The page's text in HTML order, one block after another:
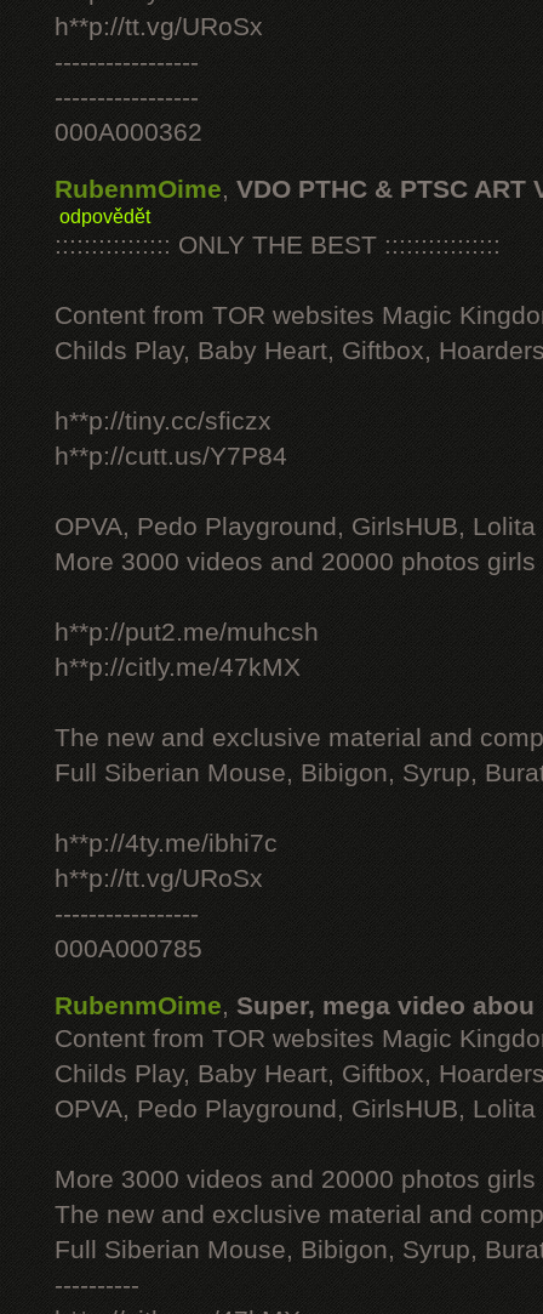
h**p://tt.vg/URoSx
-----------------
-----------------
000A000362
RubenmOime, VDO PTHC & PTSC ART
odpovědět
:::::::::::::::: ONLY THE BEST ::::::::::::::::
Content from TOR websites Magic
Childs Play, Baby Heart, Giftbox,
h**p://tiny.cc/sficzx
h**p://cutt.us/Y7P84
OPVA, Pedo Playground, GirlsHUB, Lolita
More 3000 videos and 20000 photos
h**p://put2.me/muhcsh
h**p://citly.me/47kMX
The new and exclusive material and
Full Siberian Mouse, Bibigon, Syrup,
h**p://4ty.me/ibhi7c
h**p://tt.vg/URoSx
-----------------
000A000785
RubenmOime, Super, mega video abou
Content from TOR websites Magic
Childs Play, Baby Heart, Giftbox,
OPVA, Pedo Playground, GirlsHUB, Lolita
More 3000 videos and 20000 photos
The new and exclusive material and
Full Siberian Mouse, Bibigon, Syrup,
----------